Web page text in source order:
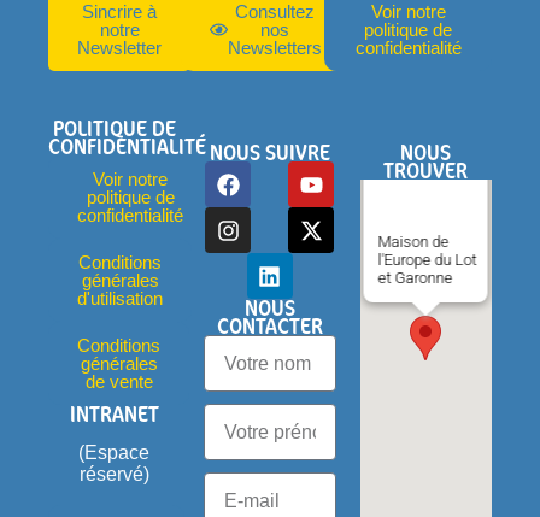
Sincrire à
notre
Newsletter
Consultez
nos
Newsletters
Voir notre
politique de
confidentialité
POLITIQUE DE
CONFIDENTIALITÉ
Voir notre
politique de
confidentialité
Conditions
générales
d'utilisation
Conditions
générales
de vente
INTRANET
(Espace
réservé)
NOUS SUIVRE
NOUS
CONTACTER
NOUS
TROUVER
Maison de
l'Europe du Lot
et Garonne